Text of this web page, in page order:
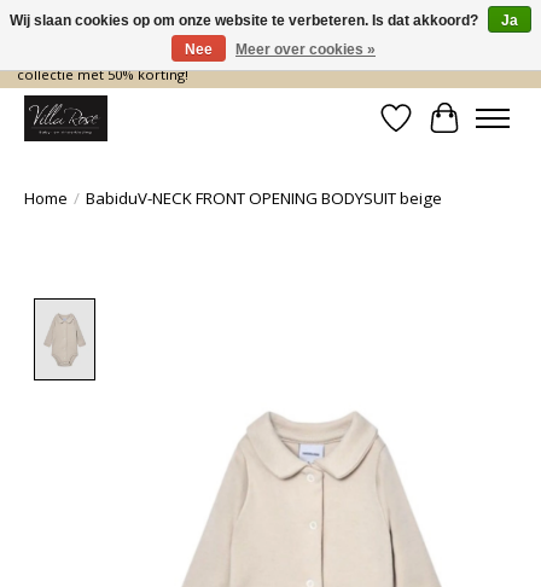
De nieuwe collectie komt eraan… en wij maken ruimte! Shop nu de zomer
collectie met 50% korting!
Verlanglijst
Home / BabiduV-NECK FRONT OPENING BODYSUIT beige
Wij slaan cookies op om onze website te verbeteren. Is dat akkoord?
Ja
Nee
Meer over cookies »